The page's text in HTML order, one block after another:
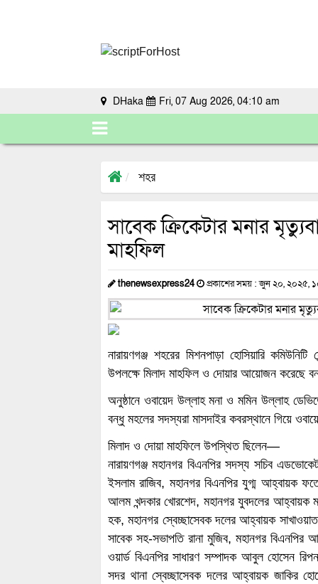
DHaka Fri, 07 Aug 2026, 04:10 am
শহর
সাবেক ক্রিকেটার মনার
মাহফিল
thenewsexpress24 প্রকাশের সময় : জুন ২০, ২০২৫,
নারায়ণগঞ্জ শহরের মিশনপাড়া হোসিয়ারি
উপলক্ষে মিলাদ মাহফিল ও দোয়ার আয়োজন
অনুষ্ঠানে ওবায়েদ উল্লাহ মনা ও মমিন উল্লাহ
বন্ধু মহলের সদস্যরা মাসদাইর কবরস্থানে গিয়ে
মিলাদ ও দোয়া মাহফিলে উপস্থিত ছিলেন—
নারায়ণগঞ্জ মহানগর বিএনপির সদস্য সচিব
ইসলাম রাজিব, মহানগর বিএনপির যুগ্ম আহ্বায়ক
আলম খন্দকার খোরশেদ, মহানগর যুবদলের আহ্বায়ক
হক, মহানগর স্বেচ্ছাসেবক দলের আহ্বায়ক
সাবেক সহ-সভাপতি রানা মুজিব, মহানগর
ওয়ার্ড বিএনপির সাধারণ সম্পাদক আবুল হোসেন
সদর থানা স্বেচ্ছাসেবক দলের আহ্বায়ক জাকির